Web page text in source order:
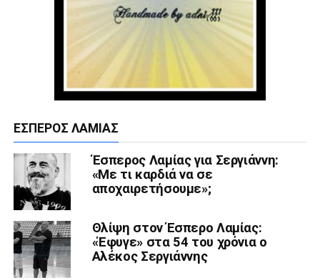
ΈΣΠΕΡΟΣ ΛΑΜΊΑΣ
Έσπερος Λαμίας για Σεργιάννη:
«Με τι καρδιά να σε
αποχαιρετήσουμε»;
Θλίψη στον Έσπερο Λαμίας:
«Έφυγε» στα 54 του χρόνια ο
Αλέκος Σεργιάννης